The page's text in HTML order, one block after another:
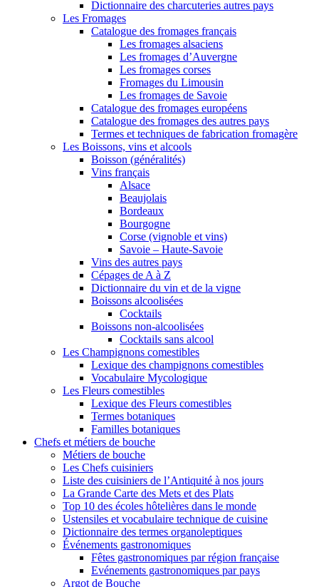
Dictionnaire des charcuteries autres pays
Les Fromages
Catalogue des fromages français
Les fromages alsaciens
Les fromages d’Auvergne
Les fromages corses
Fromages du Limousin
Les fromages de Savoie
Catalogue des fromages européens
Catalogue des fromages des autres pays
Termes et techniques de fabrication fromagère
Les Boissons, vins et alcools
Boisson (généralités)
Vins français
Alsace
Beaujolais
Bordeaux
Bourgogne
Corse (vignoble et vins)
Savoie – Haute-Savoie
Vins des autres pays
Cépages de A à Z
Dictionnaire du vin et de la vigne
Boissons alcoolisées
Cocktails
Boissons non-alcoolisées
Cocktails sans alcool
Les Champignons comestibles
Lexique des champignons comestibles
Vocabulaire Mycologique
Les Fleurs comestibles
Lexique des Fleurs comestibles
Termes botaniques
Familles botaniques
Chefs et métiers de bouche
Métiers de bouche
Les Chefs cuisiniers
Liste des cuisiniers de l’Antiquité à nos jours
La Grande Carte des Mets et des Plats
Top 10 des écoles hôtelières dans le monde
Ustensiles et vocabulaire technique de cuisine
Dictionnaire des termes organoleptiques
Événements gastronomiques
Fêtes gastronomiques par région française
Evénements gastronomiques par pays
Argot de Bouche